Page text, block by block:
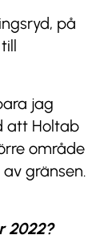
på
jag
att Holtab
område
gränsen.
2022?